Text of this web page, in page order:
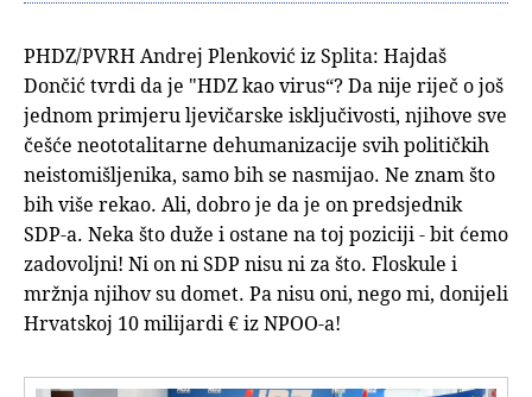
PHDZ/PVRH Andrej Plenković iz Splita: Hajdaš
Dončić tvrdi da je "HDZ kao virus“? Da nije riječ o još
jednom primjeru ljevičarske isključivosti, njihove sve
češće neototalitarne dehumanizacije svih političkih
neistomišljenika, samo bih se nasmijao. Ne znam što
bih više rekao. Ali, dobro je da je on predsjednik
SDP-a. Neka što duže i ostane na toj poziciji - bit ćemo
zadovoljni! Ni on ni SDP nisu ni za što. Floskule i
mržnja njihov su domet. Pa nisu oni, nego mi, donijeli
Hrvatskoj 10 milijardi € iz NPOO-a!